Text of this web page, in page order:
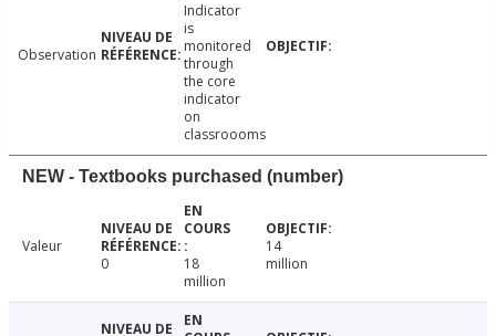
Observation
Indicator
is
monitored
through
the core
indicator
on
classroooms
NEW - Textbooks purchased (number)
Valeur
0
18
million
14
million